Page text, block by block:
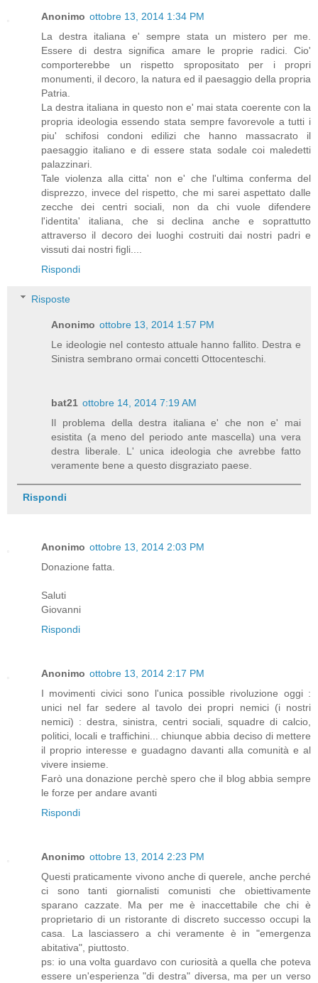
Anonimo ottobre 13, 2014 1:34 PM
La destra italiana e' sempre stata un mistero per me.
Essere di destra significa amare le proprie radici. Cio'
comporterebbe un rispetto spropositato per i propri
monumenti, il decoro, la natura ed il paesaggio della propria
Patria.
La destra italiana in questo non e' mai stata coerente con la
propria ideologia essendo stata sempre favorevole a tutti i
piu' schifosi condoni edilizi che hanno massacrato il
paesaggio italiano e di essere stata sodale coi maledetti
palazzinari.
Tale violenza alla citta' non e' che l'ultima conferma del
disprezzo, invece del rispetto, che mi sarei aspettato dalle
zecche dei centri sociali, non da chi vuole difendere
l'identita' italiana, che si declina anche e soprattutto
attraverso il decoro dei luoghi costruiti dai nostri padri e
vissuti dai nostri figli....
Rispondi
Risposte
Anonimo ottobre 13, 2014 1:57 PM
Le ideologie nel contesto attuale hanno fallito. Destra e
Sinistra sembrano ormai concetti Ottocenteschi.
bat21 ottobre 14, 2014 7:19 AM
Il problema della destra italiana e' che non e' mai
esistita (a meno del periodo ante mascella) una vera
destra liberale. L' unica ideologia che avrebbe fatto
veramente bene a questo disgraziato paese.
Rispondi
Anonimo ottobre 13, 2014 2:03 PM
Donazione fatta.
Saluti
Giovanni
Rispondi
Anonimo ottobre 13, 2014 2:17 PM
I movimenti civici sono l'unica possible rivoluzione oggi :
unici nel far sedere al tavolo dei propri nemici (i nostri
nemici) : destra, sinistra, centri sociali, squadre di calcio,
politici, locali e traffichini... chiunque abbia deciso di mettere
il proprio interesse e guadagno davanti alla comunità e al
vivere insieme.
Farò una donazione perchè spero che il blog abbia sempre
le forze per andare avanti
Rispondi
Anonimo ottobre 13, 2014 2:23 PM
Questi praticamente vivono anche di querele, anche perché
ci sono tanti giornalisti comunisti che obiettivamente
sparano cazzate. Ma per me è inaccettabile che chi è
proprietario di un ristorante di discreto successo occupi la
casa. La lasciassero a chi veramente è in "emergenza
abitativa", piuttosto.
ps: io una volta guardavo con curiosità a quella che poteva
essere un'esperienza "di destra" diversa, ma per un verso